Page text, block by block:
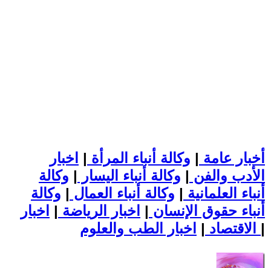
أخبار عامة | وكالة أنباء المرأة | اخبار
الأدب والفن | وكالة أنباء اليسار | وكالة
أنباء العلمانية | وكالة أنباء العمال | وكالة
أنباء حقوق الإنسان | اخبار الرياضة | اخبار
الاقتصاد | |